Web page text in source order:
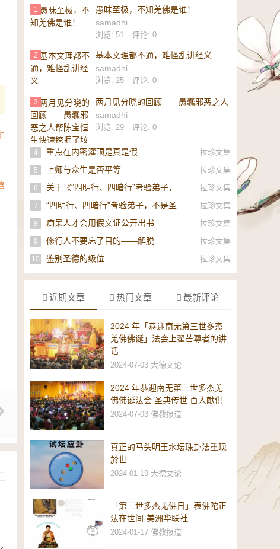
1
愚昧至极，不知羌佛是谁！
samadhi
浏览: 51 评论: 0
2
基本文理都不通，难怪乱讲经义
samadhi
浏览: 25 评论: 0
3
两月见分晓的回顾——愚蠢邪恶之人
帮陈宝恒生快速挖掘了坟墓
samadhi
浏览: 29 评论: 0
4 重点在内密灌顶是真是假 拉珍文集
5 上师与众生是否平等 拉珍文集
6
关于《“四明行、四暗行”考验弟子，
不是圣者，即是邪师》的补充
拉珍文集
7
“四明行、四暗行”考验弟子，不是圣
者，即是邪师！
拉珍文集
8 痴呆人才会用假文证公开出书 拉珍文集
9 修行人不要忘了目的——解脱 拉珍文集
10 鉴别圣德的级位 拉珍文集
近期文章 热门文章 最新评论
2024 年「恭迎南无第三世多杰
羌佛佛诞」法会上翟芒尊者的讲
话
2024-07-03 大德文论
2024 年恭迎南无第三世多杰羌
佛佛诞法会 圣典传世 百人献供
2024-07-03 佛教报道
真正的马头明王水坛珠卦法重现
於世
2024-01-19 大德文论
「第三世多杰羌佛日」表佛陀正
法在世间-美洲华联社
2024-01-17 佛教报道